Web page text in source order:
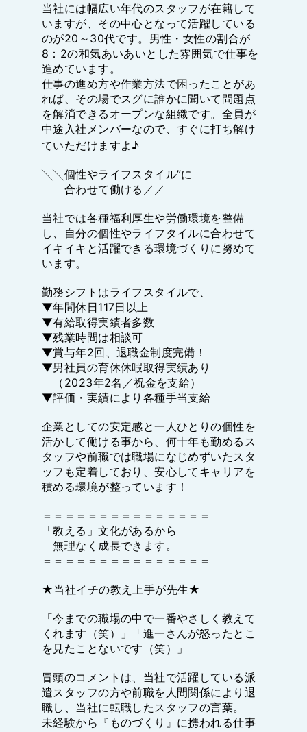
当社には幅広い年代のスタッフが在籍して
いますが、その中心となって活躍している
のが20～30代です。男性・女性の割合が
8：2の和気あいあいとした雰囲気で仕事を
進めています。
仕事の進め方や作業方法で困ったことがあ
れば、その場でスグに誰かに聞いて問題点
を解消できるオープンな組織です。全員が
中途入社メンバーなので、すぐに打ち解け
ていただけますよ♪
╲╲個性やライフスタイル”に
合わせて働ける／／
当社では各種福利厚生や労働環境を整備
し、自分の個性やライフタイルに合わせて
イキイキと活躍できる環境づくりに努めて
います。
勤務シフトはライフスタイルで、
▼年間休日117日以上
▼有給取得実績者多数
▼残業時間は相談可
▼賞与年2回、退職金制度完備！
▼男社員の育休休暇取得実績あり
（2023年2名／祝金を支給）
▼評価・実績により各種手当支給
企業としての安定感と一人ひとりの個性を
活かして働ける事から、何十年も勤めるス
タッフや前職では職場になじめずいたスタ
ッフも定着しており、安心してキャリアを
積める環境が整っています！
＝＝＝＝＝＝＝＝＝＝＝＝＝＝＝
「教える」文化があるから
無理なく成長できます。
＝＝＝＝＝＝＝＝＝＝＝＝＝＝＝
★当社イチの教え上手が先生★
「今までの職場の中で一番やさしく教えて
くれます（笑）」「進一さんが怒ったとこ
を見たことないです（笑）」
冒頭のコメントは、当社で活躍している派
遣スタッフの方や前職を人間関係により退
職し、当社に転職したスタッフの言葉。
未経験から『ものづくり』に携われる仕事